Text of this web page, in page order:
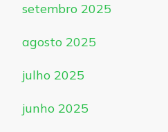
setembro 2025
agosto 2025
julho 2025
junho 2025